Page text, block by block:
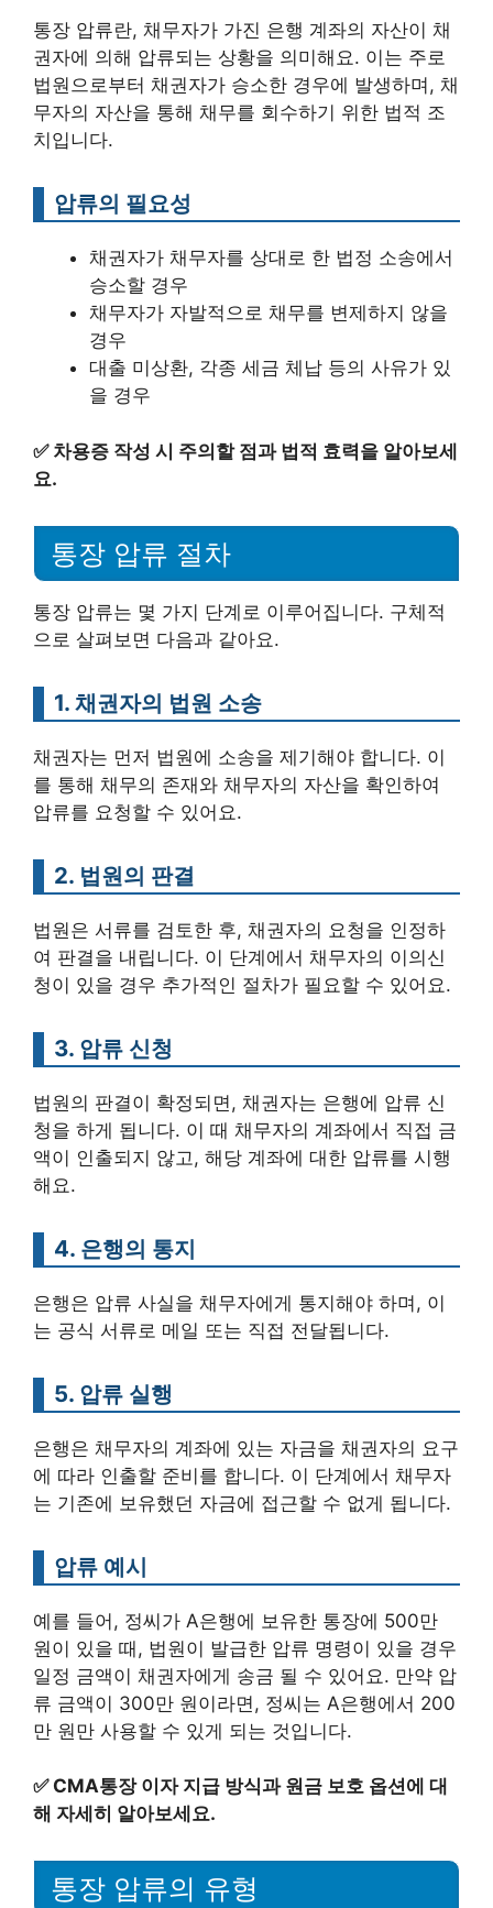
통장 압류란, 채무자가 가진 은행 계좌의 자산이 채
권자에 의해 압류되는 상황을 의미해요. 이는 주로
법원으로부터 채권자가 승소한 경우에 발생하며, 채
무자의 자산을 통해 채무를 회수하기 위한 법적 조
치입니다.
압류의 필요성
채권자가 채무자를 상대로 한 법정 소송에서
승소할 경우
채무자가 자발적으로 채무를 변제하지 않을
경우
대출 미상환, 각종 세금 체납 등의 사유가 있
을 경우
✅ 차용증 작성 시 주의할 점과 법적 효력을 알아보세
요.
통장 압류 절차
통장 압류는 몇 가지 단계로 이루어집니다. 구체적
으로 살펴보면 다음과 같아요.
1. 채권자의 법원 소송
채권자는 먼저 법원에 소송을 제기해야 합니다. 이
를 통해 채무의 존재와 채무자의 자산을 확인하여
압류를 요청할 수 있어요.
2. 법원의 판결
법원은 서류를 검토한 후, 채권자의 요청을 인정하
여 판결을 내립니다. 이 단계에서 채무자의 이의신
청이 있을 경우 추가적인 절차가 필요할 수 있어요.
3. 압류 신청
법원의 판결이 확정되면, 채권자는 은행에 압류 신
청을 하게 됩니다. 이 때 채무자의 계좌에서 직접 금
액이 인출되지 않고, 해당 계좌에 대한 압류를 시행
해요.
4. 은행의 통지
은행은 압류 사실을 채무자에게 통지해야 하며, 이
는 공식 서류로 메일 또는 직접 전달됩니다.
5. 압류 실행
은행은 채무자의 계좌에 있는 자금을 채권자의 요구
에 따라 인출할 준비를 합니다. 이 단계에서 채무자
는 기존에 보유했던 자금에 접근할 수 없게 됩니다.
압류 예시
예를 들어, 정씨가 A은행에 보유한 통장에 500만
원이 있을 때, 법원이 발급한 압류 명령이 있을 경우
일정 금액이 채권자에게 송금 될 수 있어요. 만약 압
류 금액이 300만 원이라면, 정씨는 A은행에서 200
만 원만 사용할 수 있게 되는 것입니다.
✅ CMA통장 이자 지급 방식과 원금 보호 옵션에 대
해 자세히 알아보세요.
통장 압류의 유형